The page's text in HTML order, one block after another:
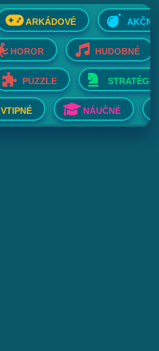
ARKÁDOVÉ AKČNÉ
HOROR HUDOBNÉ
PUZZLE STRATÉGIE
VTIPNÉ NÁUČNÉ